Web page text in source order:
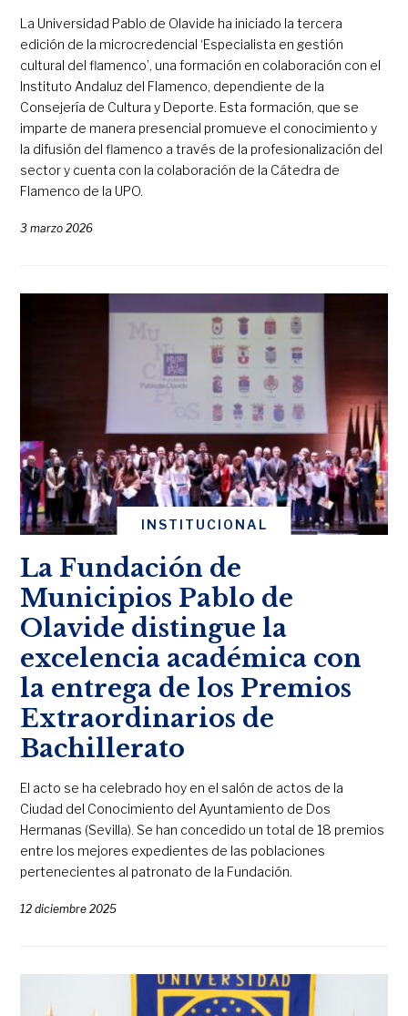
La Universidad Pablo de Olavide ha iniciado la tercera
edición de la microcredencial ‘Especialista en gestión
cultural del flamenco’, una formación en colaboración con el
Instituto Andaluz del Flamenco, dependiente de la
Consejería de Cultura y Deporte. Esta formación, que se
imparte de manera presencial promueve el conocimiento y
la difusión del flamenco a través de la profesionalización del
sector y cuenta con la colaboración de la Cátedra de
Flamenco de la UPO.
3 marzo 2026
INSTITUCIONAL
La Fundación de
Municipios Pablo de
Olavide distingue la
excelencia académica con
la entrega de los Premios
Extraordinarios de
Bachillerato
El acto se ha celebrado hoy en el salón de actos de la
Ciudad del Conocimiento del Ayuntamiento de Dos
Hermanas (Sevilla). Se han concedido un total de 18 premios
entre los mejores expedientes de las poblaciones
pertenecientes al patronato de la Fundación.
12 diciembre 2025